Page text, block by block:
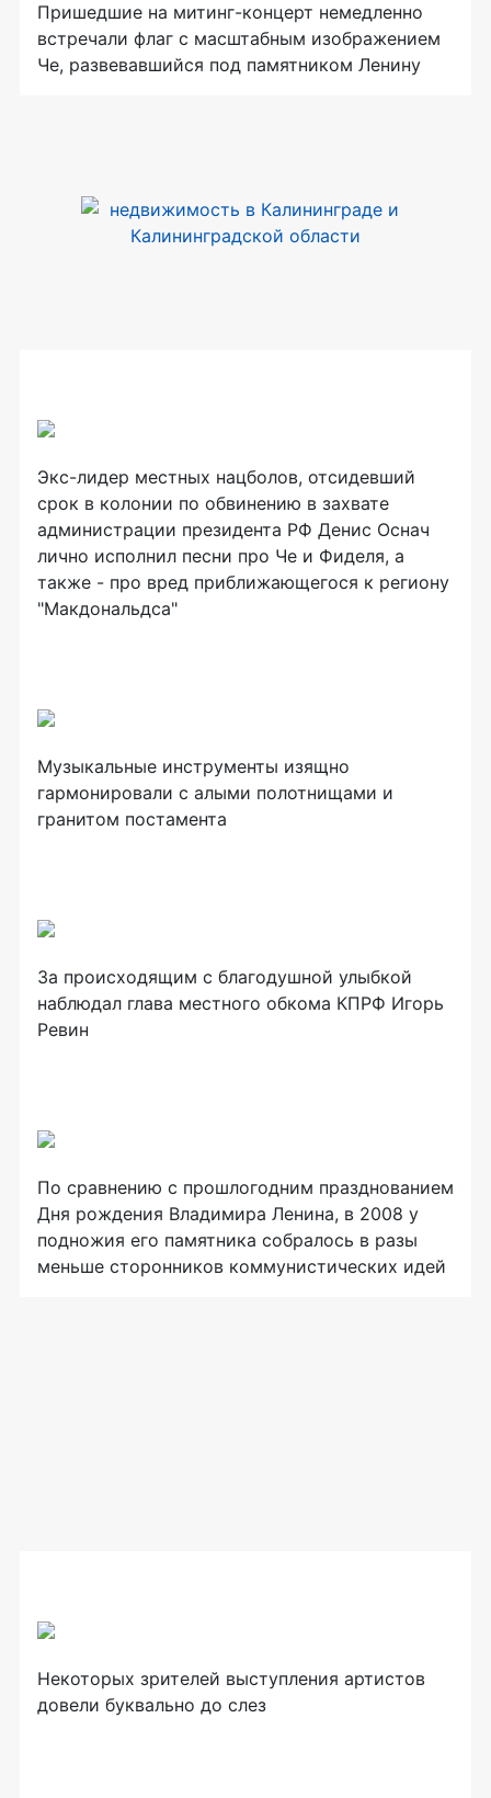
Пришедшие на митинг-концерт немедленно
встречали флаг с масштабным изображением
Че, развевавшийся под памятником Ленину
Экс-лидер местных нацболов, отсидевший
срок в колонии по обвинению в захвате
администрации президента РФ Денис Оснач
лично исполнил песни про Че и Фиделя, а
также - про вред приближающегося к региону
"Макдональдса"
Музыкальные инструменты изящно
гармонировали с алыми полотнищами и
гранитом постамента
За происходящим с благодушной улыбкой
наблюдал глава местного обкома КПРФ Игорь
Ревин
По сравнению с прошлогодним празднованием
Дня рождения Владимира Ленина, в 2008 у
подножия его памятника собралось в разы
меньше сторонников коммунистических идей
Некоторых зрителей выступления артистов
довели буквально до слез